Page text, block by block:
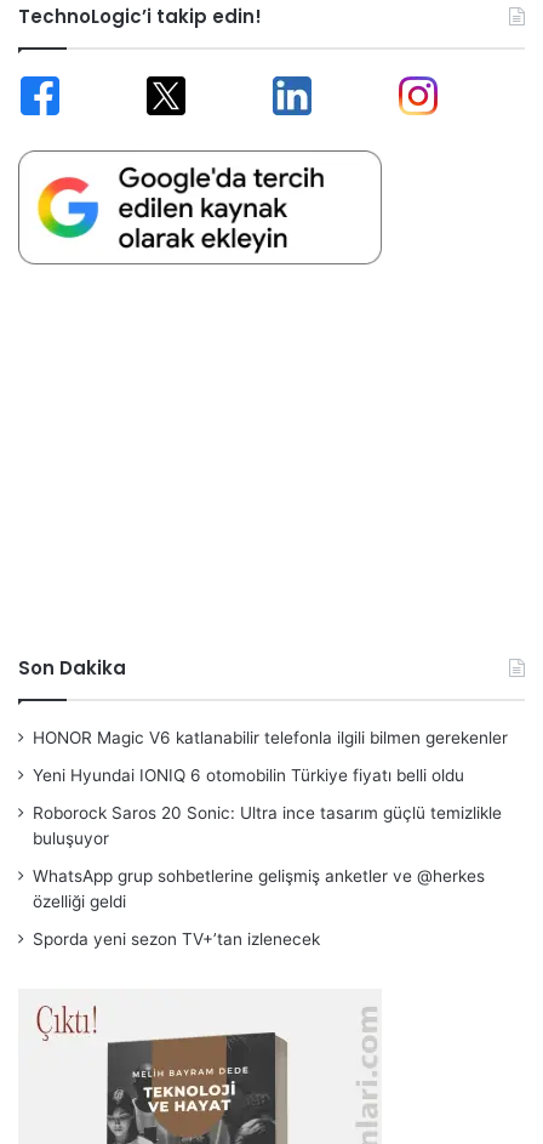
TechnoLogic’i takip edin!
Son Dakika
HONOR Magic V6 katlanabilir telefonla ilgili bilmen gerekenler
Yeni Hyundai IONIQ 6 otomobilin Türkiye fiyatı belli oldu
Roborock Saros 20 Sonic: Ultra ince tasarım güçlü temizlikle
buluşuyor
WhatsApp grup sohbetlerine gelişmiş anketler ve @herkes
özelliği geldi
Sporda yeni sezon TV+’tan izlenecek